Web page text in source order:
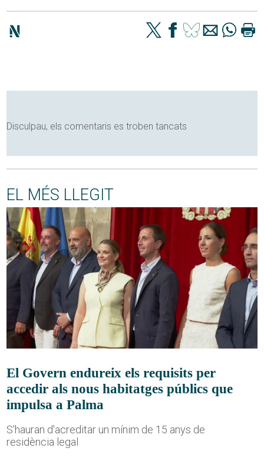
Disculpau, els comentaris es troben tancats
EL MÉS LLEGIT
El Govern endureix els requisits per
accedir als nous habitatges públics que
impulsa a Palma
S'hauran d'acreditar un mínim de 15 anys de
residència legal